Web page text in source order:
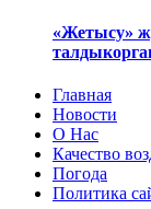
«Жетысу»
Главная
Новости
О Нас
Качество
Погода
Политика